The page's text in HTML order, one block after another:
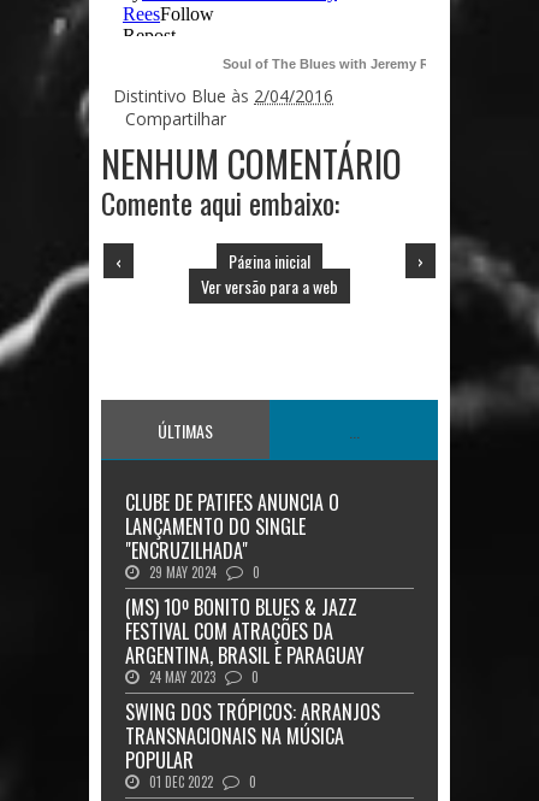
Soul of The Blues with Jeremy Rees #124
Distintivo Blue às 2/04/2016
Compartilhar
NENHUM COMENTÁRIO
Comente aqui embaixo:
‹ ›
Página inicial
Ver versão para a web
ÚLTIMAS
CLUBE DE PATIFES ANUNCIA O
LANÇAMENTO DO SINGLE
"ENCRUZILHADA"
29 MAY 2024 0
(MS) 10º BONITO BLUES & JAZZ
FESTIVAL COM ATRAÇÕES DA
ARGENTINA, BRASIL E PARAGUAY
24 MAY 2023 0
SWING DOS TRÓPICOS: ARRANJOS
TRANSNACIONAIS NA MÚSICA
POPULAR
01 DEC 2022 0